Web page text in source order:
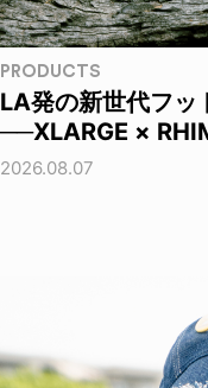
PRODUCTS
LA発の新世代フッ
──XLARGE ×
2026.08.07